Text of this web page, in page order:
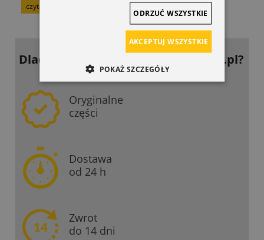
czytaj całość »
Dlaczego warto kupować w DoOpla.pl?
Oryginalne
części
Dostawa
od 24 h
Zwrot
do 14 dni
AKCEPTUJ WSZYSTKIE
ODRZUĆ WSZYSTKIE
POKAŻ SZCZEGÓŁY